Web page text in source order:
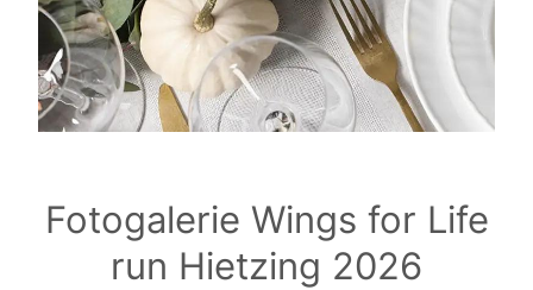
Fotogalerie Wings for Life
run Hietzing 2026